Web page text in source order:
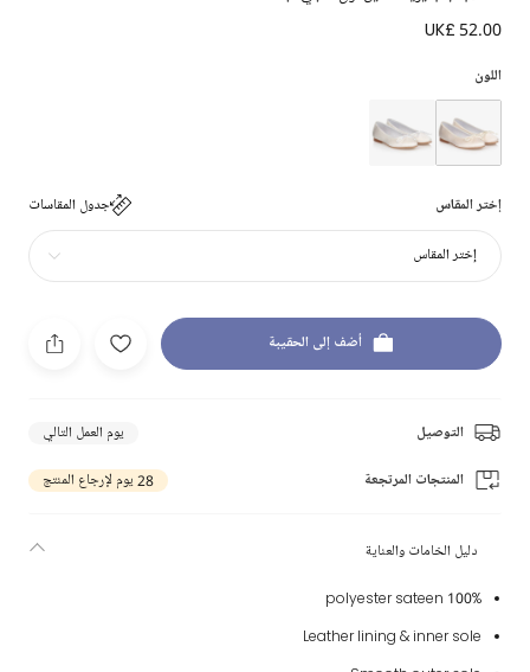
UK£ 52.00
اللون
إختر المقاس جدول المقاسات
إختر المقاس
أضف إلى الحقيبة
التوصيل يوم العمل التالي
المنتجات المرتجعة 28 يوم لإرجاع المنتج
دليل الخامات والعناية
100% polyester sateen
Leather lining & inner sole